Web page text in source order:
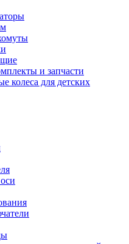
и запчасти
колеса для детских